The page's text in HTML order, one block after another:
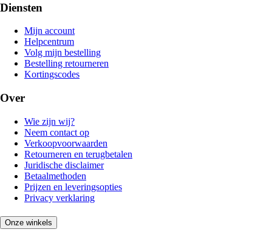
Diensten
Mijn account
Helpcentrum
Volg mijn bestelling
Bestelling retourneren
Kortingscodes
Over
Wie zijn wij?
Neem contact op
Verkoopvoorwaarden
Retourneren en terugbetalen
Juridische disclaimer
Betaalmethoden
Prijzen en leveringsopties
Privacy verklaring
Onze winkels